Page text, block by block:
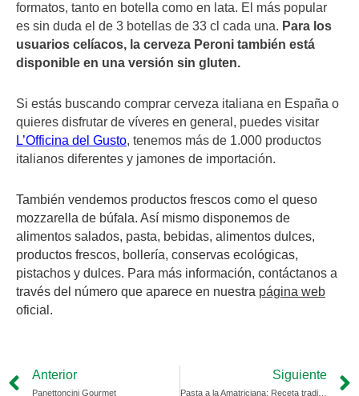
formatos, tanto en botella como en lata. El más popular
es sin duda el de 3 botellas de 33 cl cada una. Para los
usuarios celíacos, la cerveza Peroni también está
disponible en una versión sin gluten.
Si estás buscando comprar cerveza italiana en España o
quieres disfrutar de víveres en general, puedes visitar
L’Officina del Gusto, tenemos más de 1.000 productos
italianos diferentes y jamones de importación.
También vendemos productos frescos como el queso
mozzarella de búfala. Así mismo disponemos de
alimentos salados, pasta, bebidas, alimentos dulces,
productos frescos, bollería, conservas ecológicas,
pistachos y dulces. Para más información, contáctanos a
través del número que aparece en nuestra página web
oficial.
Prev
Anterior
Panettoncini Gourmet
Siguiente
Pasta a la Amatriciana: Receta tradicional y deliciosa